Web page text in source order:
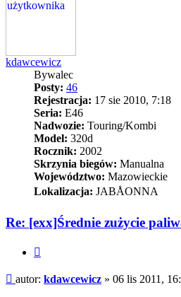
kdawcewicz
Bywalec
Posty: 46
Rejestracja: 17 sie 2010, 7:18
Seria: E46
Nadwozie: Touring/Kombi
Model: 320d
Rocznik: 2002
Skrzynia biegów: Manualna
Województwo: Mazowieckie
Lokalizacja: JABÅONNA
Re: [exx]Średnie zużycie
Post
autor: kdawcewicz » 06 lis 2011,